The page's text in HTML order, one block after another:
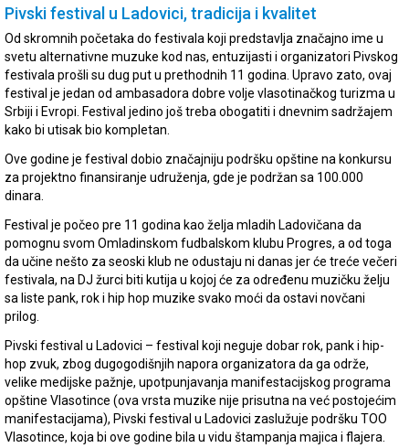
Pivski festival u Ladovici, tradicija i kvalitet
Od skromnih početaka do festivala koji predstavlja značajno ime u
svetu alternativne muzuke kod nas, entuzijasti i organizatori Pivskog
festivala prošli su dug put u prethodnih 11 godina. Upravo zato, ovaj
festival je jedan od ambasadora dobre volje vlasotinačkog turizma u
Srbiji i Evropi. Festival jedino još treba obogatiti i dnevnim sadržajem
kako bi utisak bio kompletan.
Ove godine je festival dobio značajniju podršku opštine na konkursu
za projektno finansiranje udruženja, gde je podržan sa 100.000
dinara.
Festival je počeo pre 11 godina kao želja mladih Ladovičana da
pomognu svom Omladinskom fudbalskom klubu Progres, a od toga
da učine nešto za seoski klub ne odustaju ni danas jer će treće večeri
festivala, na DJ žurci biti kutija u kojoj će za određenu muzičku želju
sa liste pank, rok i hip hop muzike svako moći da ostavi novčani
prilog.
Pivski festival u Ladovici – festival koji neguje dobar rok, pank i hip-
hop zvuk, zbog dugogodišnjih napora organizatora da ga održe,
velike medijske pažnje, upotpunjavanja manifestacijskog programa
opštine Vlasotince (ova vrsta muzike nije prisutna na već postojećim
manifestacijama), Pivski festival u Ladovici zaslužuje podršku TOO
Vlasotince, koja bi ove godine bila u vidu štampanja majica i flajera.